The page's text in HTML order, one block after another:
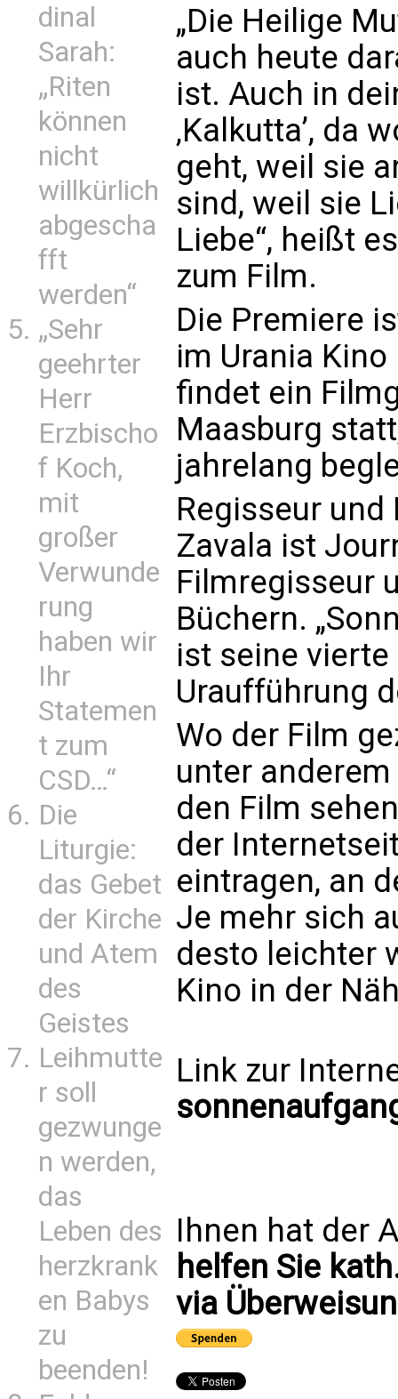
dinal
Sarah:
„Riten
können
nicht
willkürlich
abgescha
fft
werden“
„Sehr
geehrter
Herr
Erzbischo
f Koch,
mit
großer
Verwunde
rung
haben wir
Ihr
Statemen
t zum
CSD…“
Die
Liturgie:
das Gebet
der Kirche
und Atem
des
Geistes
Leihmutte
r soll
gezwunge
n werden,
das
Leben des
herzkrank
en Babys
zu
beenden!
„Die Heilige
auch heute
ist. Auch in
‚Kalkutta’, da
geht, weil sie
sind, weil sie
Liebe“, heißt
zum Film.
Die Premiere
im Urania
findet ein
Maasburg
jahrelang
Regisseur
Zavala ist
Filmregisseur
Büchern.
ist seine
Uraufführung
Wo der Film
unter
den Film
der
eintragen, an
Je mehr sich
desto leichter
Kino in der
Link zur
Ihnen hat der
helfen Sie
via